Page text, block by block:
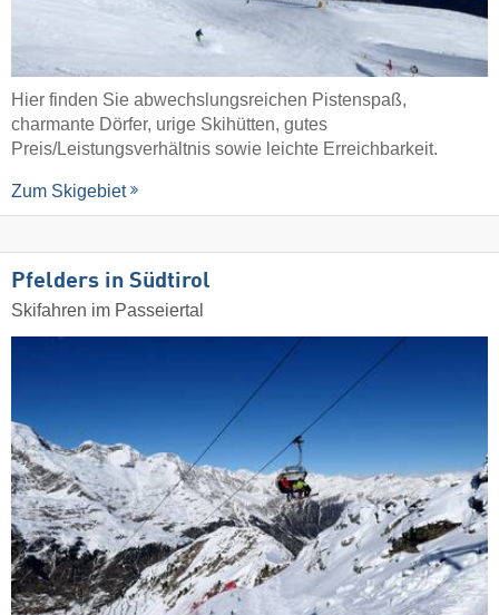
Hier finden Sie abwechslungsreichen Pistenspaß,
charmante Dörfer, urige Skihütten, gutes
Preis/Leistungsverhältnis sowie leichte Erreichbarkeit.
Zum Skigebiet
Pfelders in Südtirol
Skifahren im Passeiertal